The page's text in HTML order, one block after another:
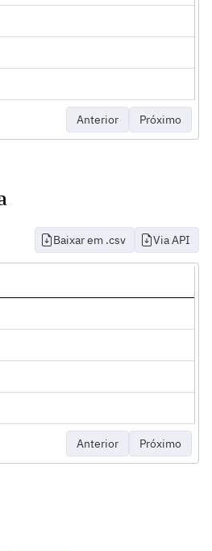
Anterior Próximo
Baixar em .csv Via API
Anterior Próximo